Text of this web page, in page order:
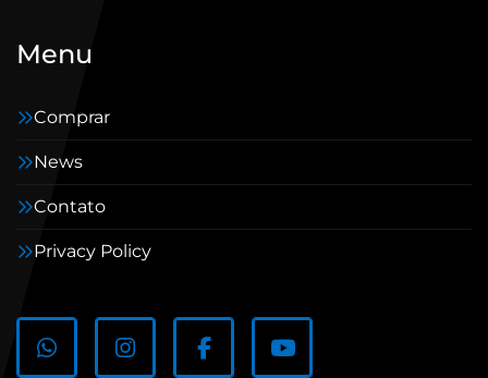
Menu
Comprar
News
Contato
Privacy Policy
whatsappinstagramfacebookyoutube